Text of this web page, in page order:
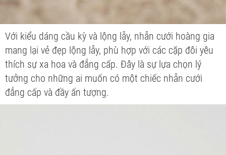
Với kiểu dáng cầu kỳ và lộng lẫy, nhẫn cưới hoàng gia
mang lại vẻ đẹp lộng lẫy, phù hợp với các cặp đôi yêu
thích sự xa hoa và đẳng cấp. Đây là sự lựa chọn lý
tưởng cho những ai muốn có một chiếc nhẫn cưới
đẳng cấp và đầy ấn tượng.